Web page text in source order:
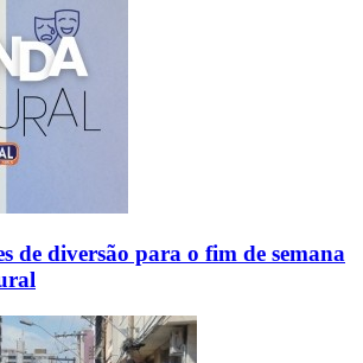
de diversão para o fim de semana